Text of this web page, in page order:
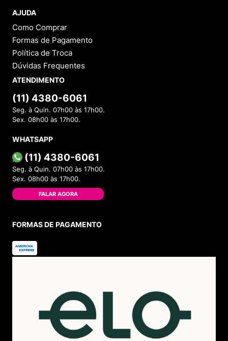
AJUDA
Como Comprar
Formas de Pagamento
Política de Troca
Dúvidas Frequentes
ATENDIMENTO
(11) 4380-6061
Seg. à Quin. 07h00 às 17h00.
Sex. 08h00 às 17h00.
WHATSAPP
(11) 4380-6061
Seg. à Quin. 07h00 às 17h00.
Sex. 08h00 às 17h00.
FALAR AGORA
FORMAS DE PAGAMENTO